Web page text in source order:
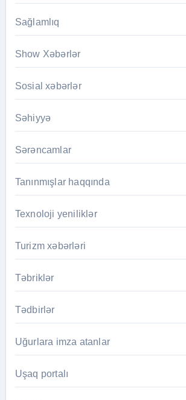
Sağlamlıq
Show Xəbərlər
Sosial xəbərlər
Səhiyyə
Sərəncamlar
Tanınmışlar haqqında
Texnoloji yeniliklər
Turizm xəbərləri
Təbriklər
Tədbirlər
Uğurlara imza atanlar
Uşaq portalı